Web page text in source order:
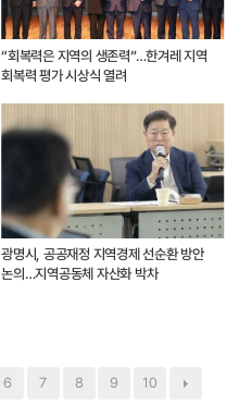
“회복력은 지역의 생존력”…한겨레 지역
회복력 평가 시상식 열려
광명시, 공공재정 지역경제 선순환 방안
논의…지역공동체 자산화 박차
6 7 8 9 10